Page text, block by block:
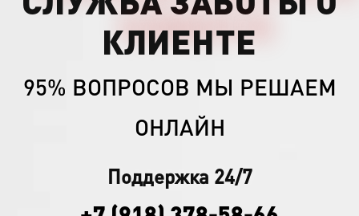
КЛИЕНТЕ
95% ВОПРОСОВ МЫ РЕШАЕМ
ОНЛАЙН
Поддержка 24/7